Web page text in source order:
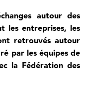
autour des
les entreprises, les
retrouvés autour
par les équipes de
la Fédération des